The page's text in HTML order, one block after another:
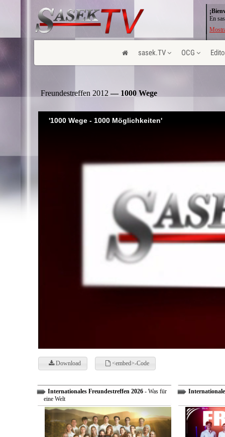
sasek.TV OCG
En
Freundestreffen 2012 — 1000 Wege
'1000 Wege - 1000 Möglichkeiten'
Download <embed>-Code
Internationales Freundestreffen 2026- Was für
eine Welt